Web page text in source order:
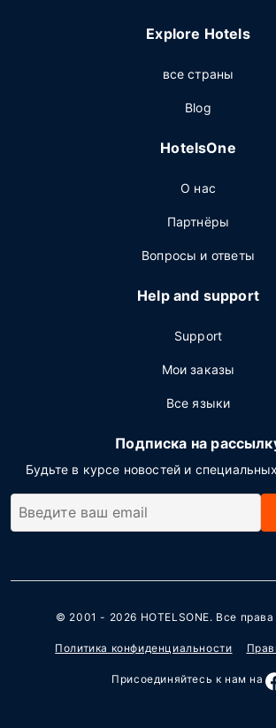
Explore Hotels
все страны
Blog
HotelsOne
О нас
Партнёры
Вопросы и ответы
Help and support
Support
Мои заказы
Все языки
Подписка на
Будьте в курсе новостей и
© 2001 - 2026 HOTELSONE. Все
Политика конфиденциальности
Присоединяйтесь к нам на